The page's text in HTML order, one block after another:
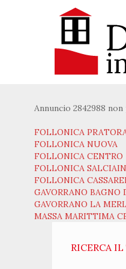
Annuncio 2842988
FOLLONICA
FOLLONICA NUOVA
FOLLONICA CENTRO
FOLLONICA
FOLLONICA
GAVORRANO BAGNO
GAVORRANO LA
MASSA MARITTIMA
RICERCA